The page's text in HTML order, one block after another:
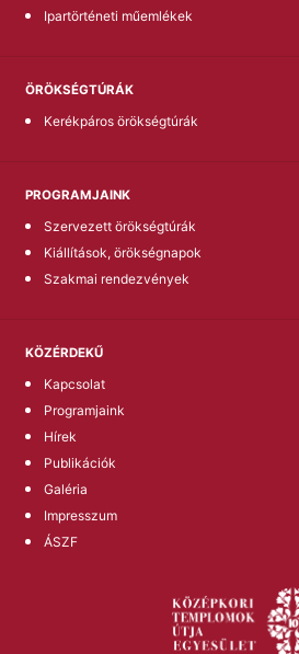
Ipartörténeti műemlékek
ÖRÖKSÉGTÚRÁK
Kerékpáros örökségtúrák
PROGRAMJAINK
Szervezett örökségtúrák
Kiállítások, örökségnapok
Szakmai rendezvények
KÖZÉRDEKŰ
Kapcsolat
Programjaink
Hírek
Publikációk
Galéria
Impresszum
ÁSZF